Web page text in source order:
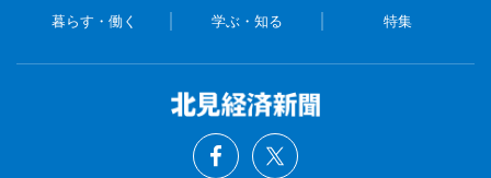
暮らす・働く 学ぶ・知る 特集